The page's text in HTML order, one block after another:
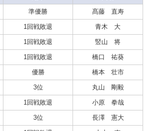
準優勝 髙藤 直寿
1回戦敗退 青木 大
1回戦敗退 竪山 将
1回戦敗退 橋口 祐葵
優勝 橋本 壮市
3位 丸山 剛毅
1回戦敗退 小原 拳哉
3位 長澤 憲大